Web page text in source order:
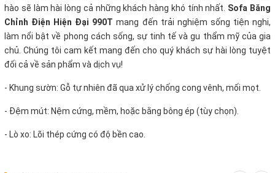
hào sẽ làm hài lòng cả những khách hàng khó tính nhất. Sofa Băng
Chỉnh Điện Hiện Đại 990T mang đến trải nghiệm sống tiện nghi,
làm nổi bật về phong cách sống, sự tinh tế và gu thẩm mỹ của gia
chủ. Chúng tôi cam kết mang đến cho quý khách sự hài lòng tuyệt
đối cả về sản phẩm và dịch vụ!
- Khung sườn: Gỗ tự nhiên đã qua xử lý chống cong vênh, mối mọt.
- Đệm mút: Nệm cứng, mềm, hoặc bằng bông ép (tùy chọn).
- Lò xo: Lõi thép cứng có độ bền cao.